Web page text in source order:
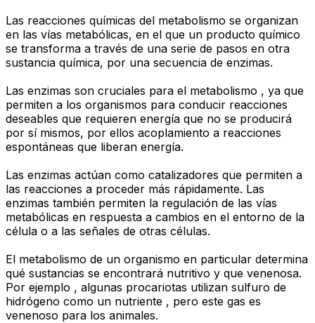
Las reacciones químicas del metabolismo se organizan
en las vías metabólicas, en el que un producto químico
se transforma a través de una serie de pasos en otra
sustancia química, por una secuencia de enzimas.
Las enzimas son cruciales para el metabolismo , ya que
permiten a los organismos para conducir reacciones
deseables que requieren energía que no se producirá
por sí mismos, por ellos acoplamiento a reacciones
espontáneas que liberan energía.
Las enzimas actúan como catalizadores que permiten a
las reacciones a proceder más rápidamente. Las
enzimas también permiten la regulación de las vías
metabólicas en respuesta a cambios en el entorno de la
célula o a las señales de otras células.
El metabolismo de un organismo en particular determina
qué sustancias se encontrará nutritivo y que venenosa.
Por ejemplo , algunas procariotas utilizan sulfuro de
hidrógeno como un nutriente , pero este gas es
venenoso para los animales.